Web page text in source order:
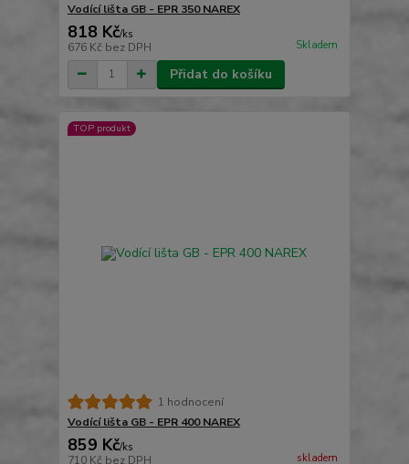
Vodící lišta GB - EPR 350 NAREX
818 Kč/ks
676 Kč bez DPH Skladem
Přidat do košíku
TOP produkt
1 hodnocení
Vodící lišta GB - EPR 400 NAREX
859 Kč/ks
710 Kč bez DPH skladem